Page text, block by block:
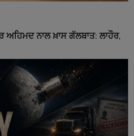
ਨਾਲ ਖ਼ਾਸ ਗੱਲਬਾਤ: ਲਾਹੌਰ,